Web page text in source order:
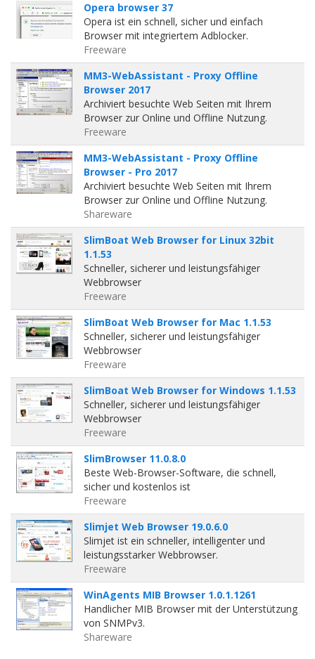
Opera browser 37
Opera ist ein schnell, sicher und einfach
Browser mit integriertem Adblocker.
Freeware
MM3-WebAssistant - Proxy Offline
Browser 2017
Archiviert besuchte Web Seiten mit Ihrem
Browser zur Online und Offline Nutzung.
Freeware
MM3-WebAssistant - Proxy Offline
Browser - Pro 2017
Archiviert besuchte Web Seiten mit Ihrem
Browser zur Online und Offline Nutzung.
Shareware
SlimBoat Web Browser for Linux 32bit
1.1.53
Schneller, sicherer und leistungsfähiger
Webbrowser
Freeware
SlimBoat Web Browser for Mac 1.1.53
Schneller, sicherer und leistungsfähiger
Webbrowser
Freeware
SlimBoat Web Browser for Windows 1.1.53
Schneller, sicherer und leistungsfähiger
Webbrowser
Freeware
SlimBrowser 11.0.8.0
Beste Web-Browser-Software, die schnell,
sicher und kostenlos ist
Freeware
Slimjet Web Browser 19.0.6.0
Slimjet ist ein schneller, intelligenter und
leistungsstarker Webbrowser.
Freeware
WinAgents MIB Browser 1.0.1.1261
Handlicher MIB Browser mit der Unterstützung
von SNMPv3.
Shareware